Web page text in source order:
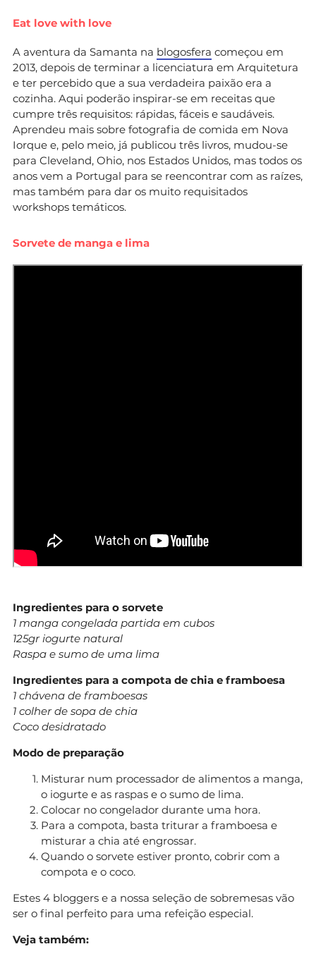
Eat love with love
A aventura da Samanta na blogosfera começou em
2013, depois de terminar a licenciatura em Arquitetura
e ter percebido que a sua verdadeira paixão era a
cozinha. Aqui poderão inspirar-se em receitas que
cumpre três requisitos: rápidas, fáceis e saudáveis.
Aprendeu mais sobre fotografia de comida em Nova
Iorque e, pelo meio, já publicou três livros, mudou-se
para Cleveland, Ohio, nos Estados Unidos, mas todos os
anos vem a Portugal para se reencontrar com as raízes,
mas também para dar os muito requisitados
workshops temáticos.
Sorvete de manga e lima
Ingredientes para o sorvete
1 manga congelada partida em cubos
125gr iogurte natural
Raspa e sumo de uma lima
Ingredientes para a compota de chia e framboesa
1 chávena de framboesas
1 colher de sopa de chia
Coco desidratado
Modo de preparação
Misturar num processador de alimentos a manga,
o iogurte e as raspas e o sumo de lima.
Colocar no congelador durante uma hora.
Para a compota, basta triturar a framboesa e
misturar a chia até engrossar.
Quando o sorvete estiver pronto, cobrir com a
compota e o coco.
Estes 4 bloggers e a nossa seleção de sobremesas vão
ser o final perfeito para uma refeição especial.
Veja também: